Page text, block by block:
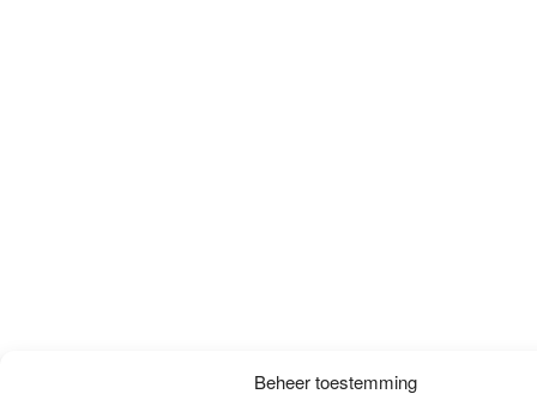
Beheer toestemming